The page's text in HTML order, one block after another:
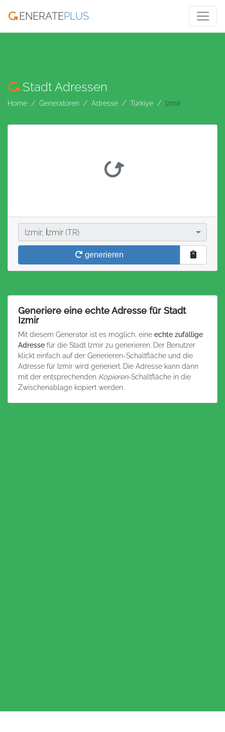
ENERATEPLUS
Stadt Adressen
Home Generatoren Adresse Türkiye Izmir
StadtIzmir, İzmir (TR)
generieren
Generiere eine echte Adresse für Stadt
Izmir
Mit diesem Generator ist es möglich, eine echte zufällige
Adresse für die Stadt Izmir zu generieren. Der Benutzer
klickt einfach auf der Generieren-Schaltfläche und die
Adresse für Izmir wird generiert. Die Adresse kann dann
mit der entsprechenden Kopieren-Schaltfläche in die
Zwischenablage kopiert werden.